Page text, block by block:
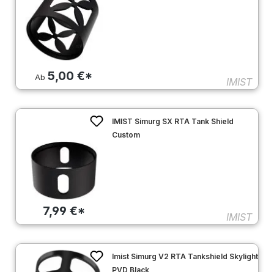
Ab5,00 €* IMIST
7,99 €*
IMIST Simurg SX RTA Tank Shield
Custom
IMIST
Imist Simurg V2 RTA Tankshield Skylight
PVD Black